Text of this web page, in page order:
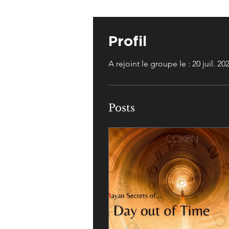
Profil
A rejoint le groupe le : 20 juil.
Posts